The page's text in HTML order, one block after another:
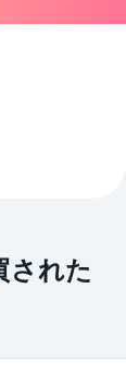
された